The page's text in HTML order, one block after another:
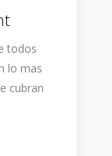
todos
lo mas
cubran